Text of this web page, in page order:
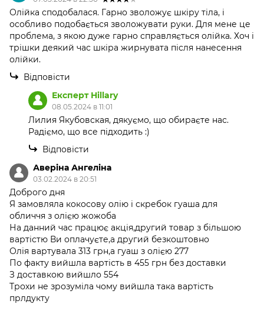
Олійка сподобалася. Гарно зволожує шкіру тіла, і
особливо подобається зволожувати руки. Для мене це
проблема, з якою дуже гарно справляється олійка. Хоч і
трішки деякий час шкіра жирнувата після нанесення
олійки.
Відповісти
Експерт Hillary
08.05.2024 в 11:01
Лилия Якубовская, дякуємо, що обираєте нас.
Радіємо, що все підходить :)
Відповісти
Аверіна Ангеліна
03.02.2024 в 20:51
Доброго дня
Я замовляла кокосову олію і скребок гуаша для
обличчя з олією жожоба
На данний час працює акція,другий товар з більшою
вартістю Ви оплачуєте,а другий безкоштовно
Олія вартувала 313 грн,а гуаш з олією 277
По факту вийшла вартість в 455 грн без доставки
З доставкою вийшло 554
Трохи не зрозуміла чому вийшла така вартість
прлдукту